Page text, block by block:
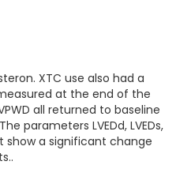
XTC use also had a
at the end of the
all returned to baseline
parameters LVEDd, LVEDs,
show a significant change